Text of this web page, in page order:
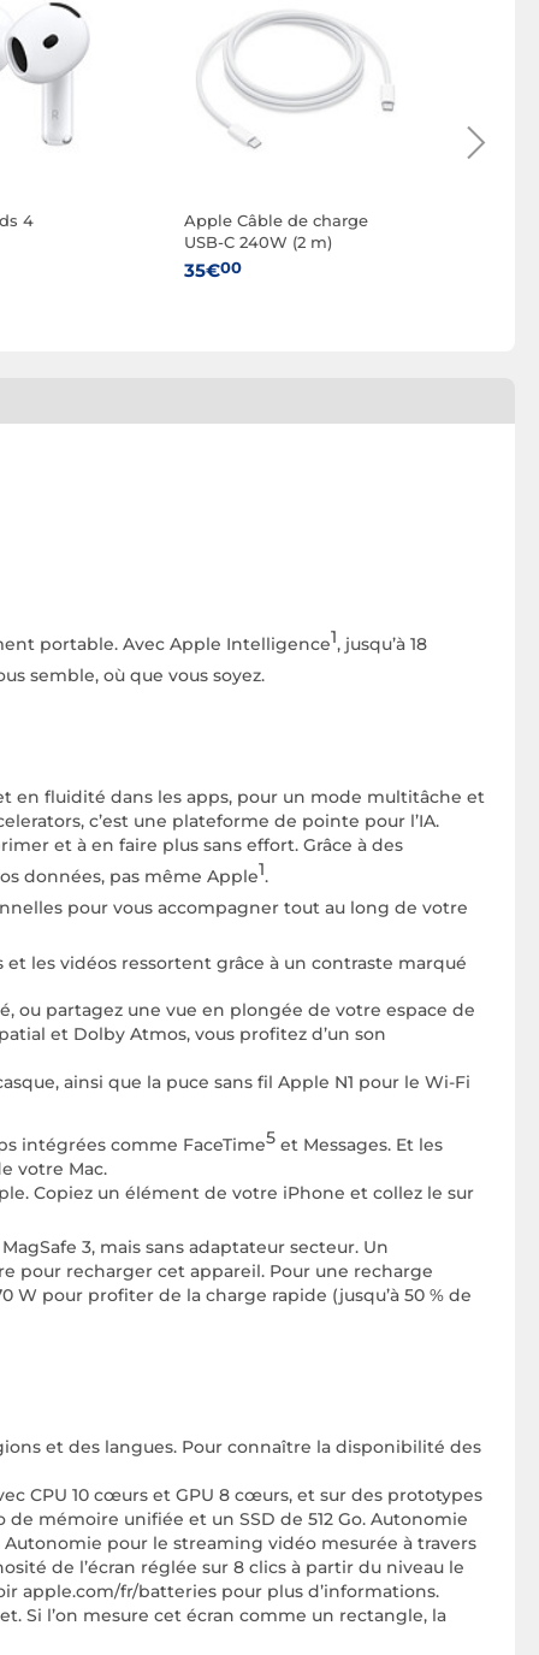
4
Apple Câble de charge
USB-C 240W (2 m)
35€00
portable. Avec Apple Intelligence1, jusqu’à 18
semble, où que vous soyez.
en fluidité dans les apps, pour un mode multitâche et
c’est une plateforme de pointe pour l’IA.
et à en faire plus sans effort. Grâce à des
données, pas même Apple1.
pour vous accompagner tout au long de votre
les vidéos ressortent grâce à un contraste marqué
ou partagez une vue en plongée de votre espace de
et Dolby Atmos, vous profitez d’un son
ainsi que la puce sans fil Apple N1 pour le Wi-Fi
intégrées comme FaceTime5 et Messages. Et les
votre Mac.
Copiez un élément de votre iPhone et collez le sur
3, mais sans adaptateur secteur. Un
pour recharger cet appareil. Pour une recharge
W pour profiter de la charge rapide (jusqu’à 50 % de
et des langues. Pour connaître la disponibilité des
CPU 10 cœurs et GPU 8 cœurs, et sur des prototypes
de mémoire unifiée et un SSD de 512 Go. Autonomie
pour le streaming vidéo mesurée à travers
de l’écran réglée sur 8 clics à partir du niveau le
apple.com/fr/batteries pour plus d’informations.
Si l’on mesure cet écran comme un rectangle, la